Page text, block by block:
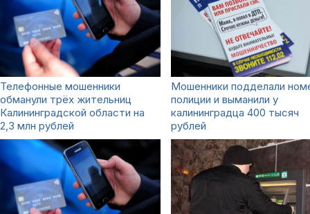
Телефонные мошенники
обманули трёх жительниц
Калининградской области на
2,3 млн рублей
Мошенники подделали
полиции и выманили у
калининградца 400 тысяч
рублей